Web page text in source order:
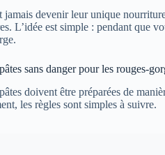
jamais devenir leur unique
L’idée est simple : pendant que
sans danger pour les rouges-
doivent être préparées de
les règles sont simples à suivre.